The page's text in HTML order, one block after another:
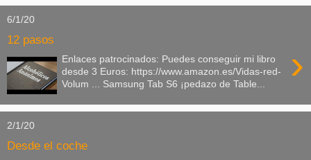
6/1/20
12 pasos
›
Enlaces patrocinados: Puedes conseguir mi libro
desde 3 Euros: https://www.amazon.es/Vidas-red-
Volum ... Samsung Tab S6 ¡pedazo de Table...
2/1/20
Desde el coche